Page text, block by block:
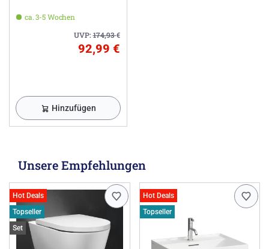
ca. 3-5 Wochen
UVP:174,93€
92,99 €
Hinzufügen
Unsere Empfehlungen
Hot Deals
Topseller
Set
Hot Deals
Topseller